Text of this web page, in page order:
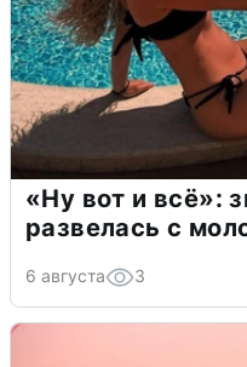
«Ну вот и всё»:
развелась с
6 августа 3